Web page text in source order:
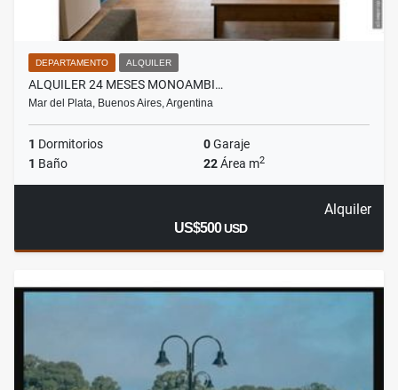
DEPARTAMENTO ALQUILER
ALQUILER 24 MESES MONOAMBI…
Mar del Plata, Buenos Aires, Argentina
1 Dormitorios 0Garaje
1 Baño 22Área m2
Alquiler
US$500USD